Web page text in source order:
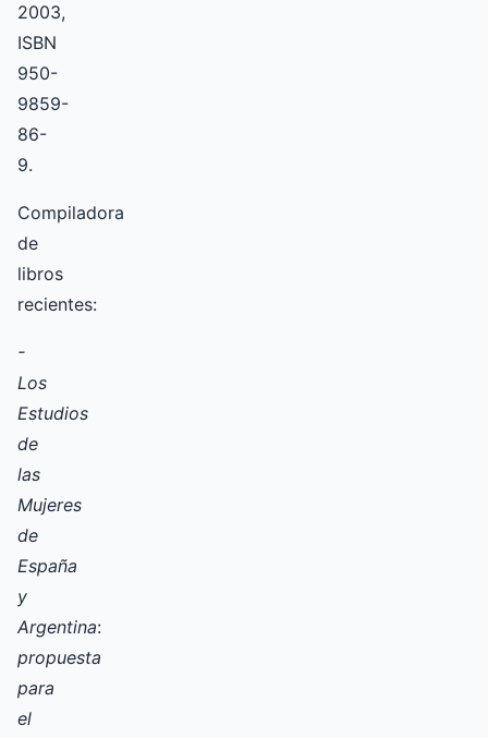
2003,
ISBN
950-
9859-
86-
9.
Compiladora
de
libros
recientes:
-
Los
Estudios
de
las
Mujeres
de
España
y
Argentina:
propuesta
para
el